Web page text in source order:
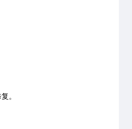
。